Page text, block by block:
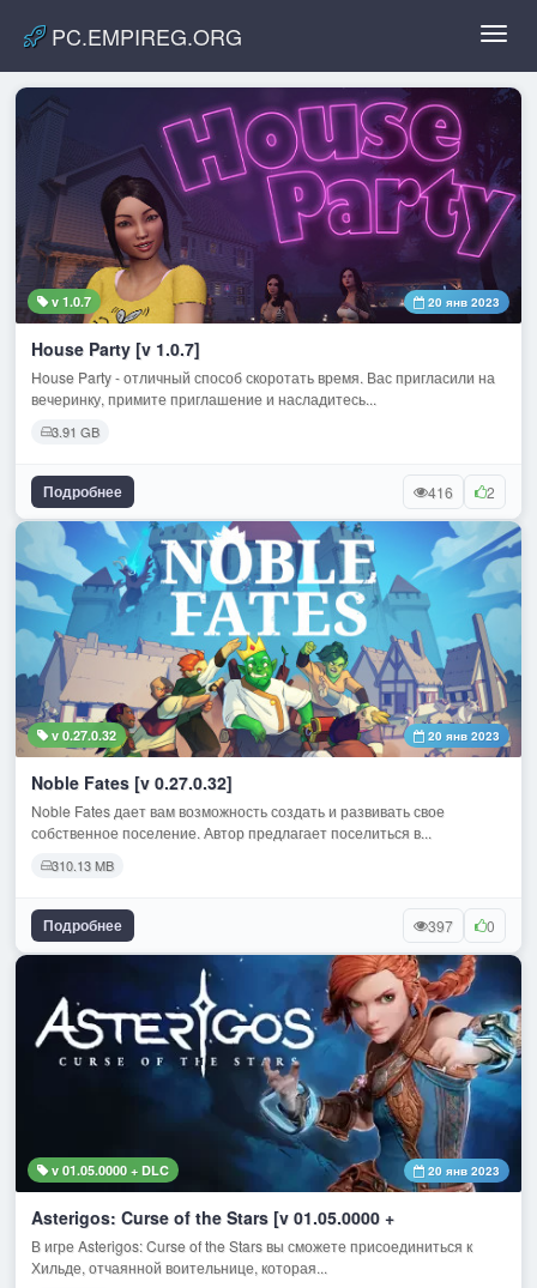
PC.EMPIREG.ORG
v 1.0.7 20 янв 2023
House Party [v 1.0.7]
House Party - отличный способ скоротать время. Вас пригласили на
вечеринку, примите приглашение и насладитесь...
3.91 GB
Подробнее 416 2
v 0.27.0.32 20 янв 2023
Noble Fates [v 0.27.0.32]
Noble Fates дает вам возможность создать и развивать свое
собственное поселение. Автор предлагает поселиться в...
310.13 MB
Подробнее 397 0
v 01.05.0000 + DLC 20 янв 2023
Asterigos: Curse of the Stars [v 01.05.0000 +
В игре Asterigos: Curse of the Stars вы сможете присоединиться к
Хильде, отчаянной воительнице, которая...